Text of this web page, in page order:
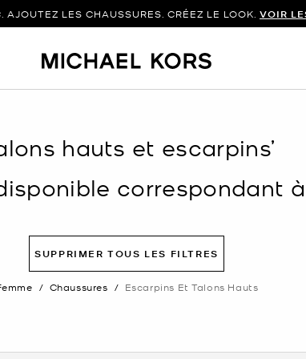
LES CHAUSSURES. CRÉEZ LE LOOK. VOIR
hauts et escarpins’
correspondant
SUPPRIMER TOUS LES FILTRES
/ Chaussures / Escarpins Et Talons Hauts